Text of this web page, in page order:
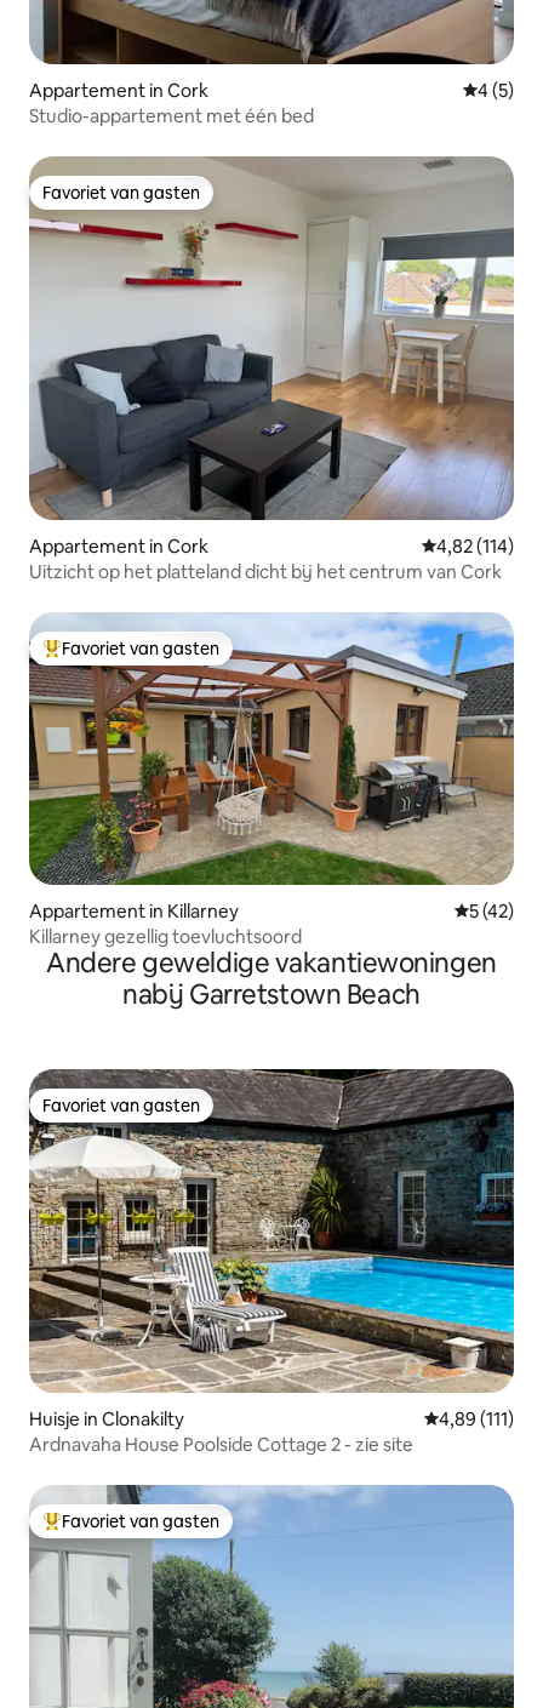
Appartement in Cork
4 (5)
Studio-appartement met één bed
Favoriet van gasten
Favoriet van gasten
Appartement in Cork Gemiddelde
4,82 (114)
Uitzicht op het platteland dicht bij het centrum van Cork
Topfavoriet van gasten
Favoriet van gasten
Appartement in Killarney
5 (42)
Killarney gezellig toevluchtsoord
Andere geweldige vakantiewoningen
nabij Garretstown Beach
Favoriet van gasten
Favoriet van gasten
Huisje in Clonakilty Gemiddelde
4,89 (111)
Ardnavaha House Poolside Cottage 2 - zie site
Topfavoriet van gasten
Favoriet van gasten